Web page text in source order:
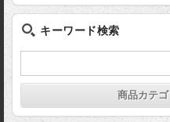
キーワード検索
商品カテ